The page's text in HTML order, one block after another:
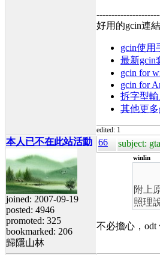
好用的gcin連結
gcin使用
最新gcin
gcin for
gcin for
拆字型
其他更
edited: 1
本人已不在此站活動
joined: 2007-09-19
posted: 4946
promoted: 325
bookmarked: 206
歸隱山林
66 subject:
winlin
附上
照理
不必擔心，odt